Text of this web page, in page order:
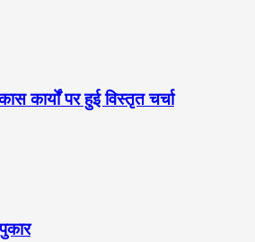
कार्यों पर हुई विस्तृत चर्चा